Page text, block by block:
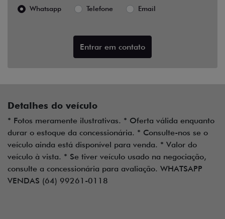
Whatsapp
Telefone Email
Entrar em contato
Detalhes do veículo
* Fotos meramente ilustrativas. * Oferta válida enquanto
durar o estoque da concessionária. * Consulte-nos se o
veículo ainda está disponível para venda. * Valor do
veículo à vista. * Se tiver veículo usado na negociação,
consulte a concessionária para avaliação. WHATSAPP
VENDAS (64) 99261-0118